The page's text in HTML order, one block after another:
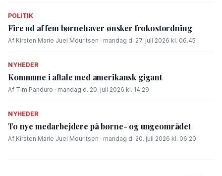
POLITIK
Fire ud af fem børnehaver ønsker frokostordning
Af Kirsten Marie Juel Mouritsen · mandag d. 27. juli 2026 kl. 06.45
NYHEDER
Kommune i aftale med amerikansk gigant
Af Tim Panduro · mandag d. 20. juli 2026 kl. 14.29
NYHEDER
To nye medarbejdere på børne- og ungeområdet
Af Kirsten Marie Juel Mouritsen · mandag d. 20. juli 2026 kl. 06.20